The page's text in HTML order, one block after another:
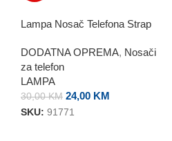
Lampa Nosač Telefona Strap
DODATNA OPREMA, Nosači
za telefon
LAMPA
30,00KM 24,00 KM
SKU: 91771